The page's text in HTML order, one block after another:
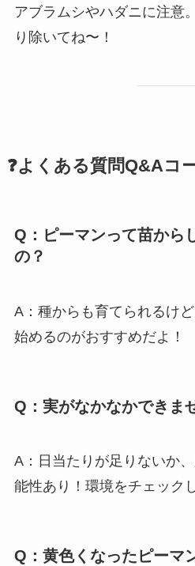
アブラムシやハダニに注意
り除いてね〜！
❓よくある質問Q&Aコ
Q：ピーマンって苗から
の？
A：種からも育てられるけ
始めるのがおすすめだよ！
Q：実がなかなかできま
A：日当たりが足りないか
能性あり！環境をチェック
Q：黄色くなったピーマ